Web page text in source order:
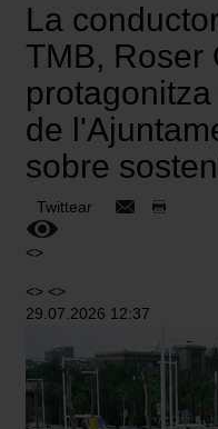
La
TMB, Roser
de
sobre
Twittear
<>
<> <>
29.07.2026 12:37